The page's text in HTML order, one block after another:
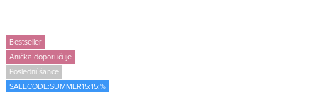
Bestseller
Anička doporučuje
Poslední šance
SALECODE:SUMMER15:15:%